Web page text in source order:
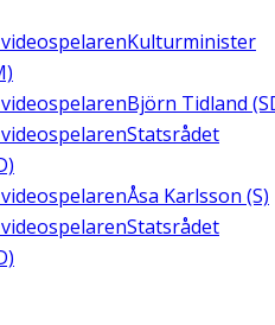
Kulturminister
Björn Tidland
Statsrådet
Åsa Karlsson (S)
Statsrådet